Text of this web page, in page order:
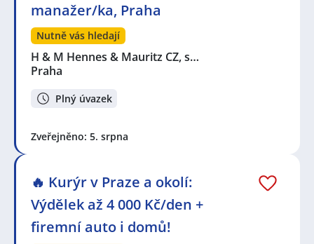
manažer/ka, Praha
Nutně vás hledají
H & M Hennes & Mauritz CZ, s…
Praha
Plný úvazek
Zveřejněno: 5. srpna
🔥 Kurýr v Praze a okolí:
Výdělek až 4 000 Kč/den +
firemní auto i domů!